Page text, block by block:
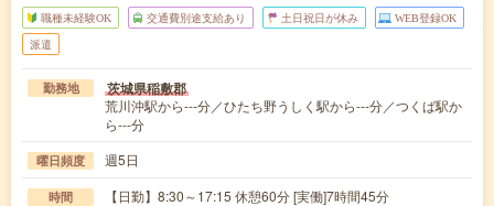
職種未経験OK 交通費別途支給あり 土日祝日が休み WEB登録OK
派遣
勤務地 茨城県稲敷郡
荒川沖駅から---分／ひたち野うしく駅から---分／つくば駅か
ら---分
曜日頻度 週5日
時間 【日勤】8:30～17:15 休憩60分 [実働]7時間45分